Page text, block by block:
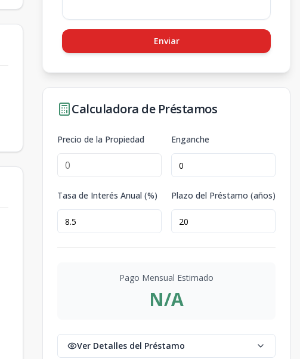
Enviar
Calculadora de Préstamos
Precio de la Propiedad Enganche
Tasa de Interés Anual (%) Plazo del Préstamo (años)
Pago Mensual Estimado
N/A
Ver Detalles del Préstamo